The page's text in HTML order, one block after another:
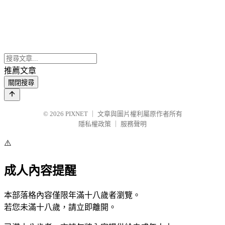
推薦文章
關閉搜尋
© 2026 PIXNET
文章與圖片權利屬原作者所有
隱私權政策
服務聲明
⚠️
成人內容提醒
本部落格內容僅限年滿十八歲者瀏覽。
若您未滿十八歲，請立即離開。